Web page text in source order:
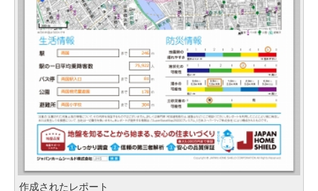
作成されたレポート